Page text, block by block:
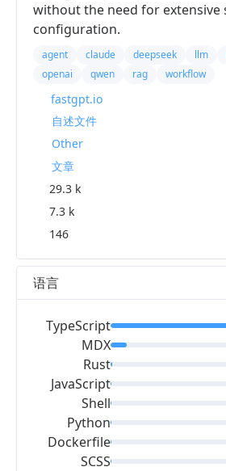
without the need for extensive
configuration.
agent claude deepseek llm
openai
qwen rag workflow
fastgpt.io
自述文件
Other
文章
29.3 k
7.3 k
146
语言
TypeScript
MDX
Rust
JavaScript
Shell
Python
Dockerfile
SCSS